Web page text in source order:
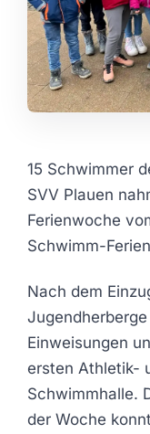
15 Schwimmer
SVV Plauen
Ferienwoche
Schwimm-
Nach dem
Einweisungen
ersten Athletik-
Schwimmhalle.
der Woche